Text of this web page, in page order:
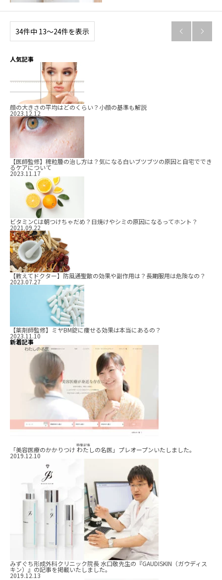
34件中 13〜24件を表示  
人気記事
顔の大きさの平均はどのくらい？小顔の基準も解説
2023.12.12
【医師監修】稗粒腫の治し方は？気になる白いブツブツの原因と自宅ででき
るケアについて
2023.11.17
ビタミンCは朝つけちゃだめ？日焼けやシミの原因になるってホント？
2021.09.22
【教えてドクター】防風通聖散の効果や副作用は？長期服用は危険なの？
2023.07.27
【薬剤師監修】ミヤBM錠に痩せる効果は本当にあるの？
2023.11.10
新着記事
「美容医療のかかりつけ わたしの名医」プレオープンいたしました。
2019.12.10
みずぐち形成外科クリニック院長 水口敬先生の『GAUDISKIN（ガウディス
キン）』の記事を掲載いたしました。
2019.12.13